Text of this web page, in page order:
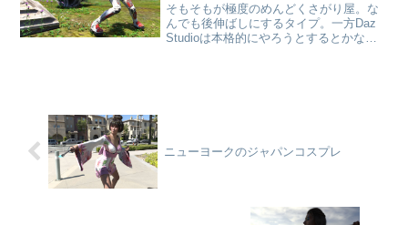
そもそもが極度のめんどくさがり屋。な
んでも後伸ばしにするタイプ。一方Daz
Studioは本格的にやろうとするとかなり
ニューヨークのジャパンコスプレ